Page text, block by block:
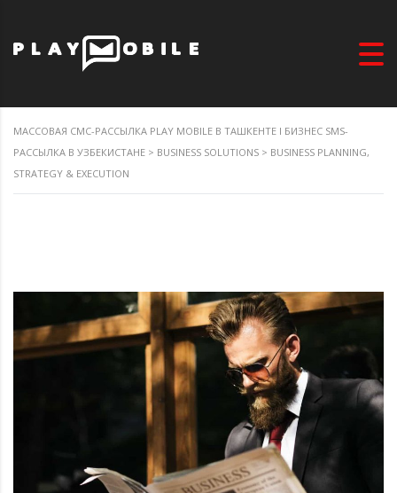
МАССОВАЯ СМС-РАССЫЛКА PLAY MOBILE В ТАШКЕНТЕ I БИЗНЕС SMS-
РАССЫЛКА В УЗБЕКИСТАНЕ > BUSINESS SOLUTIONS > BUSINESS PLANNING,
STRATEGY & EXECUTION